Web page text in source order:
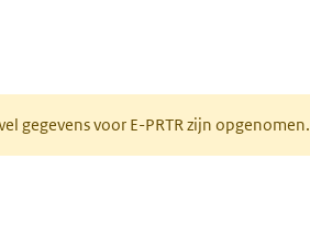
gegevens voor E-PRTR zijn opgenomen.